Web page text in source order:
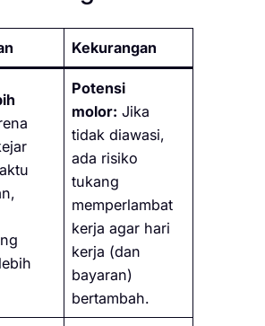
Kekurangan
Potensi
molor: Jika
tidak diawasi,
ada risiko
tukang
memperlambat
kerja agar hari
kerja (dan
bayaran)
bertambah.